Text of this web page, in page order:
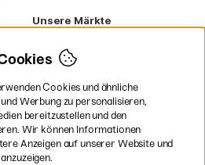
Unsere Märkte
Norwegen
Dänemark
Frankreich
Irland
Niederlande
UK
EU
Cookies und ähnliche
Werbung zu personalisieren,
bereitzustellen und den
Wir können Informationen
Anzeigen auf unserer Website und